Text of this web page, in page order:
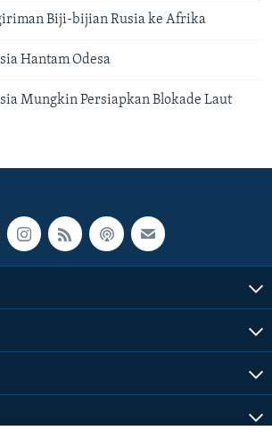
Biji-bijian Rusia ke Afrika
Hantam Odesa
Mungkin Persiapkan Blokade Laut